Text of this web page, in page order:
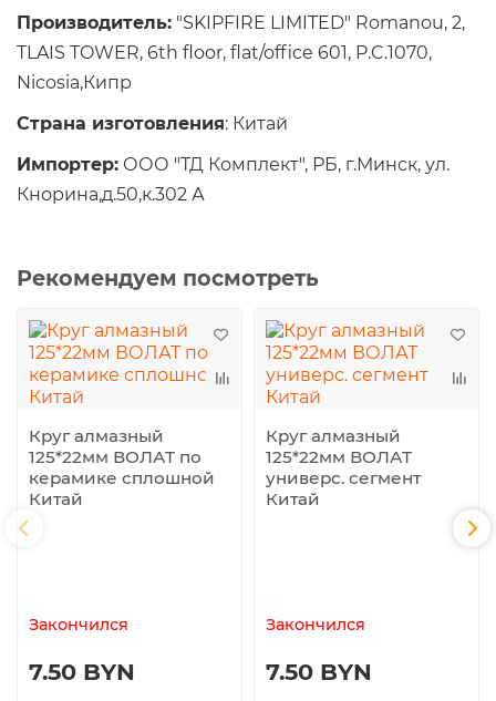
Производитель: "SKIPFIRE LIMITED" Romanou, 2,
TLAIS TOWER, 6th floor, flat/office 601, P.C.1070,
Nicosia,Кипр
Страна изготовления: Китай
Импортер: ООО "ТД Комплект", РБ, г.Минск, ул.
Кнорина,д.50,к.302 А
Рекомендуем посмотреть
Круг алмазный
125*22мм ВОЛАТ по
керамике сплошной
Китай
Закончился
7.50 BYN
Круг алмазный
125*22мм ВОЛАТ
универс. сегмент
Китай
Закончился
7.50 BYN